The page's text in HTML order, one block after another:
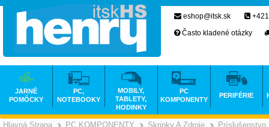
Hlavná Strana PC KOMPONENTY Skrinky A Zdroje Príslušenstvo
eshop@itsk.sk
Často kladené otázky
JARNÉ
POMÔCKY
PC,
NOTEBOOKY
MOBILY,
TABLETY,
HODINKY
PC
KOMPONENTY
PERIFÉRIE